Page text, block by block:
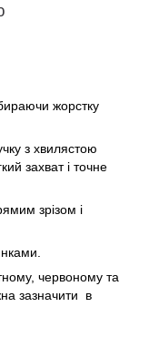
жорстку
з хвилястою
захват і точне
зрізом і
червоному та
зазначити в